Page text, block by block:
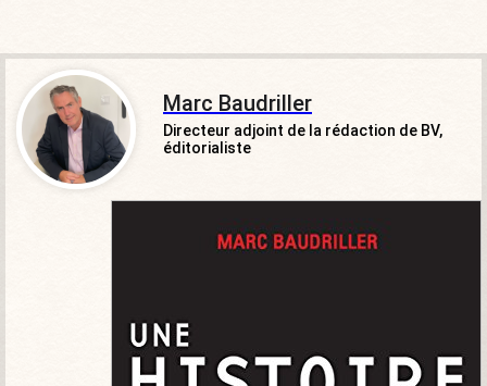
Marc Baudriller
Directeur adjoint de la rédaction de BV,
éditorialiste